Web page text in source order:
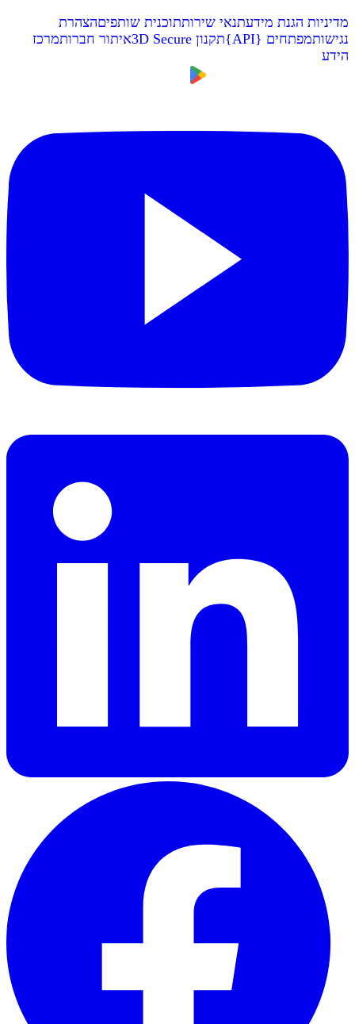
מדיניות הגנת מידעתנאי שירותתוכנית שותפיםהצהרת
נגישותמפתחים {
API
}תקנון 3D Secure איתור חברותמרכז
הידע